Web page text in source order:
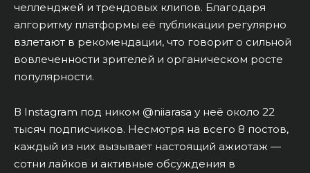
челленджей и трендовых клипов. Благодаря
алгоритму платформы её публикации регулярно
взлетают в рекомендации, что говорит о сильной
вовлеченности зрителей и органическом росте
популярности.
В Instagram под ником @niiarasa у неё около 22
тысяч подписчиков. Несмотря на всего 8 постов,
каждый из них вызывает настоящий ажиотаж —
сотни лайков и активные обсуждения в